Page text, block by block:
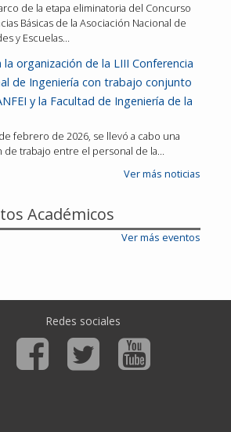
de la etapa eliminatoria del Concurso
Básicas de la Asociación Nacional de
y Escuelas…
la organización de la LIII Conferencia
de Ingeniería con trabajo conjunto
y la Facultad de Ingeniería de la
febrero de 2026, se llevó a cabo una
de trabajo entre el personal de la…
Ver más noticias
Académicos
Ver más eventos
Redes sociales